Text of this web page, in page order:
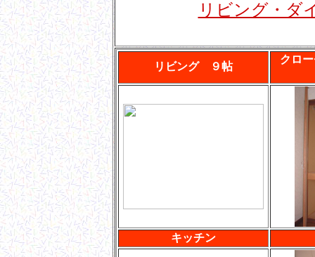
リビング・ダ
リビング ９帖
クロ
キッチン